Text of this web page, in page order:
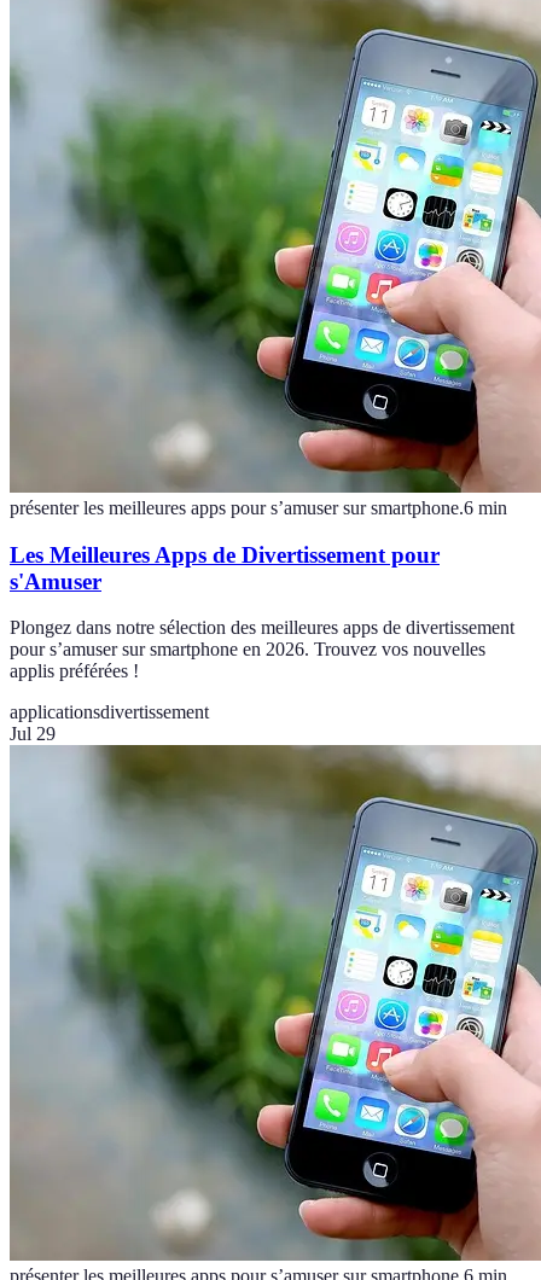
présenter les meilleures apps pour s’amuser sur smartphone.6 min
Les Meilleures Apps de Divertissement pour
s'Amuser
Plongez dans notre sélection des meilleures apps de divertissement
pour s’amuser sur smartphone en 2026. Trouvez vos nouvelles
applis préférées !
applicationsdivertissement
Jul 29